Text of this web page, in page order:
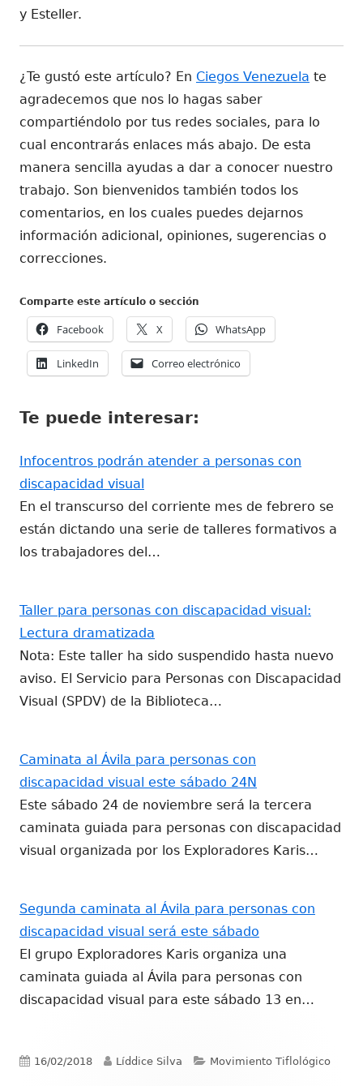
y Esteller.
¿Te gustó este artículo? En Ciegos Venezuela te
agradecemos que nos lo hagas saber
compartiéndolo por tus redes sociales, para lo
cual encontrarás enlaces más abajo. De esta
manera sencilla ayudas a dar a conocer nuestro
trabajo. Son bienvenidos también todos los
comentarios, en los cuales puedes dejarnos
información adicional, opiniones, sugerencias o
correcciones.
Comparte este artículo o sección
Facebook
en
X
en
una
WhatsApp
en
LinkedIn
en
ventana
Correo electrónico
en
Te puede interesar:
Infocentros podrán atender a personas con
discapacidad visual
En el transcurso del corriente mes de febrero se
están dictando una serie de talleres formativos a
los trabajadores del…
Taller para personas con discapacidad visual:
Lectura dramatizada
Nota: Este taller ha sido suspendido hasta nuevo
aviso. El Servicio para Personas con Discapacidad
Visual (SPDV) de la Biblioteca…
Caminata al Ávila para personas con
discapacidad visual este sábado 24N
Este sábado 24 de noviembre será la tercera
caminata guiada para personas con discapacidad
visual organizada por los Exploradores Karis…
Segunda caminata al Ávila para personas con
discapacidad visual será este sábado
El grupo Exploradores Karis organiza una
caminata guiada al Ávila para personas con
discapacidad visual para este sábado 13 en…
Publicado
16/02/2018 Autor
Líddice Silva Categorías
Movimiento Tiflológico